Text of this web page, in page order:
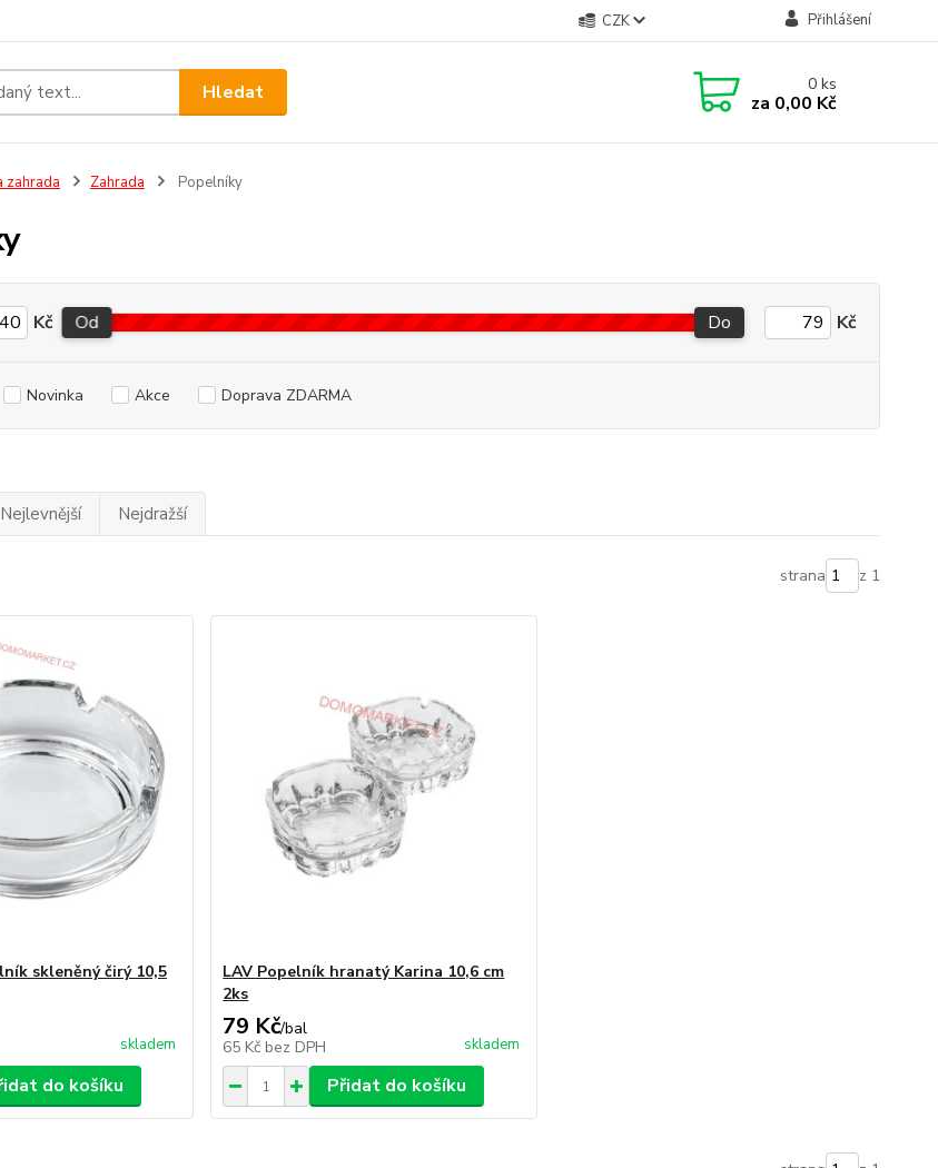
CZK Přihlášení
Hledat 0ks
za 0,00 Kč
zahrada Zahrada Popelníky
Kč Od Do Kč
Novinka Akce Doprava ZDARMA
Nejlevnější Nejdražší
strana z 1
skleněný čirý 10,5
skladem
do košíku
LAV Popelník hranatý Karina 10,6 cm
2ks
79 Kč/bal
65 Kč bez DPH skladem
Přidat do košíku